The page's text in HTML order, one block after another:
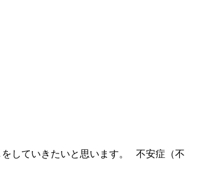
していきたいと思います。 不安症（不